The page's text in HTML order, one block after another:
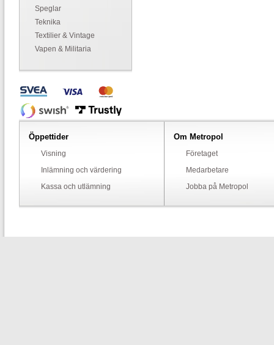
Speglar
Teknika
Textilier & Vintage
Vapen & Militaria
Öppettider
Visning
Inlämning och värdering
Kassa och utlämning
Om Metropol
Företaget
Medarbetare
Jobba på Metropol